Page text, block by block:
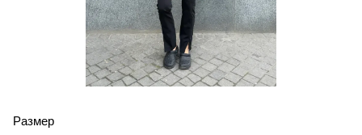
Размер